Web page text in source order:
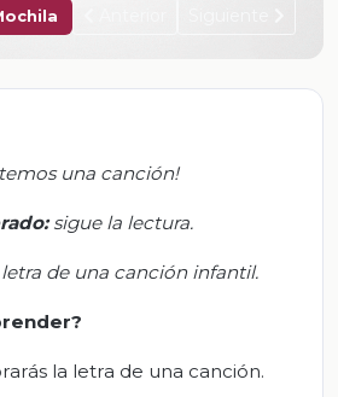
una canción!
sigue la lectura.
de una canción infantil.
la letra de una canción.